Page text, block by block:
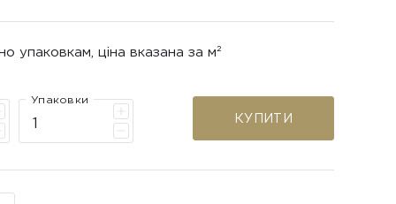
упаковкам, ціна вказана за м²
Упаковки
КУПИТИ